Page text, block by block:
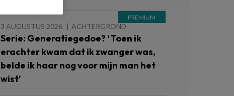
3 AUGUSTUS 2026 ACHTERGROND
Serie: Generatiegedoe? ‘Toen ik
erachter kwam dat ik zwanger was,
belde ik haar nog voor mijn man het
wist’